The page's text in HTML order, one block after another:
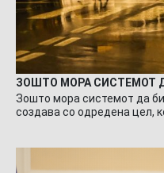
ЗОШТО МОРА СИСТЕМОТ
Зошто мора системот да
создава со одредена цел,